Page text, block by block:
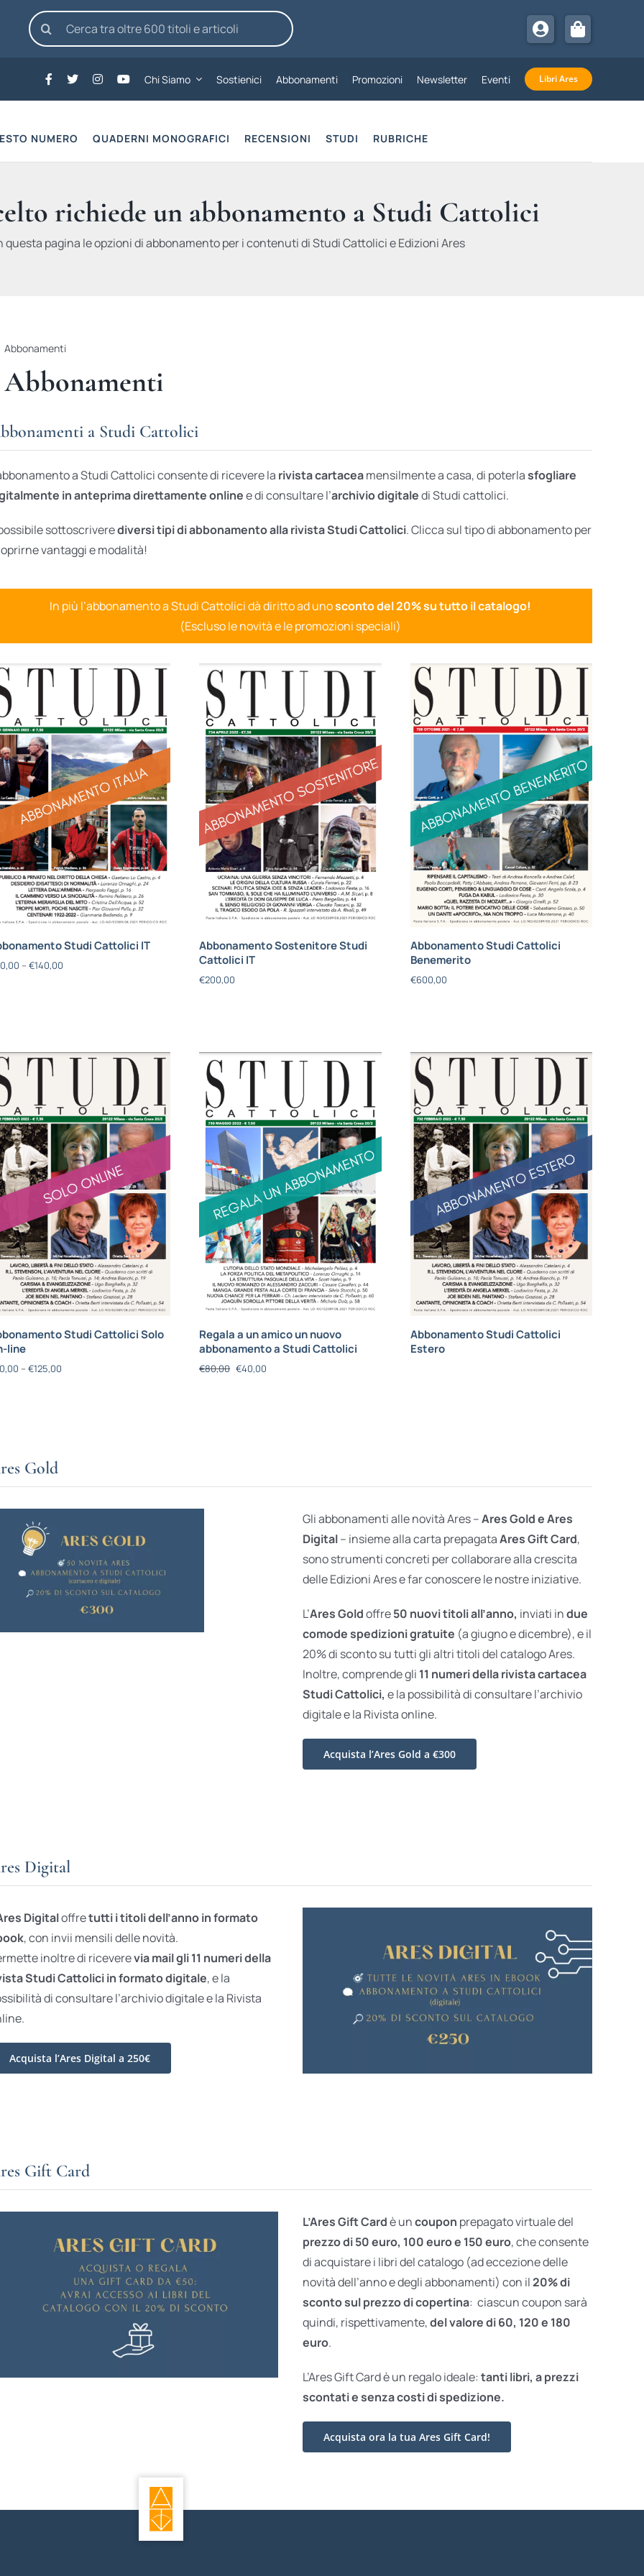
Cerca
per:
Chi Siamo Sostienici Abbonamenti Promozioni Newsletter Eventi Libri Ares
NUMERO QUADERNI MONOGRAFICI RECENSIONI STUDI RUBRICHE
richiede un abbonamento a Studi Cattolici
questa pagina le opzioni di abbonamento per i contenuti di Studi Cattolici e Edizioni Ares
Abbonamenti
Abbonamenti
a Studi Cattolici
a Studi Cattolici consente di ricevere la rivista cartaceamensilmente a casa, di poterlasfogliare
in anteprima direttamente onlinee di consultare l’archivio digitaledi Studi cattolici.
sottoscriverediversi tipi di abbonamento alla rivista Studi Cattolici. Clicca sul tipo di abbonamento per
vantaggi e modalità!
In più l’abbonamento a Studi Cattolici dà diritto ad unosconto del 20% su tutto il catalogo!
(Escluso le novità e le promozioni speciali)
Studi Cattolici IT
– €140,00
Abbonamento Sostenitore Studi
Cattolici IT
€200,00
Abbonamento Studi Cattolici
Benemerito
€600,00
Studi Cattolici Solo
line
– €125,00
Regala a un amico un nuovo
abbonamento a Studi Cattolici
€80,00 €40,00
Abbonamento Studi Cattolici
Estero
Gold
Gli abbonamenti alle novità Ares –Ares Gold e Ares
Digital– insieme alla carta prepagataAres Gift Card,
sono strumenti concreti per collaborare alla crescita
delle Edizioni Ares e far conoscere le nostre iniziative.
L’Ares Goldoffre50 nuovi titoli all’anno, inviati indue
comode spedizioni gratuite (a giugno e dicembre), e il
20% di sconto su tutti gli altri titoli del catalogo Ares.
Inoltre, comprende gli 11 numeri della rivista cartacea
Studi Cattolici, e la possibilità di consultare l’archivio
digitale e la Rivista online.
Acquista l’Ares Gold a €300
Digital
Digitaloffretutti i titoli dell’anno in formato
, con invii mensili delle novità.
inoltre di riceverevia mail gli 11 numeri della
Studi Cattolici in formato digitale, e la
di consultare l’archivio digitale e la Rivista
Acquista l’Ares Digital a 250€
Gift Card
L’Ares Gift Cardè uncoupon prepagato virtuale del
prezzo di 50 euro, 100 euro e 150 euro, che consente
di acquistare i libri del catalogo (ad eccezione delle
novità dell’anno e degli abbonamenti) con il20% di
sconto sul prezzo di copertina: ciascun coupon sarà
quindi, rispettivamente,del valore di 60, 120 e 180
euro.
L’Ares Gift Card è un regalo ideale: tanti libri, a prezzi
scontati esenza costi di spedizione.
Acquista ora la tua Ares Gift Card!